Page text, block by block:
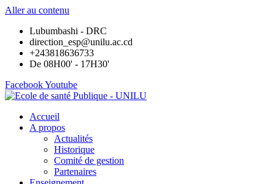
Aller au contenu
Lubumbashi - DRC
direction_esp@unilu.ac.cd
+243818636733
De 08H00' - 17H30'
FacebookYoutube
Accueil
A propos
Actualités
Historique
Comité de gestion
Partenaires